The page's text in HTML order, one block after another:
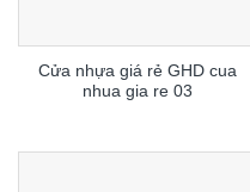
Cửa nhựa giá rẻ GHD cua
nhua gia re 03